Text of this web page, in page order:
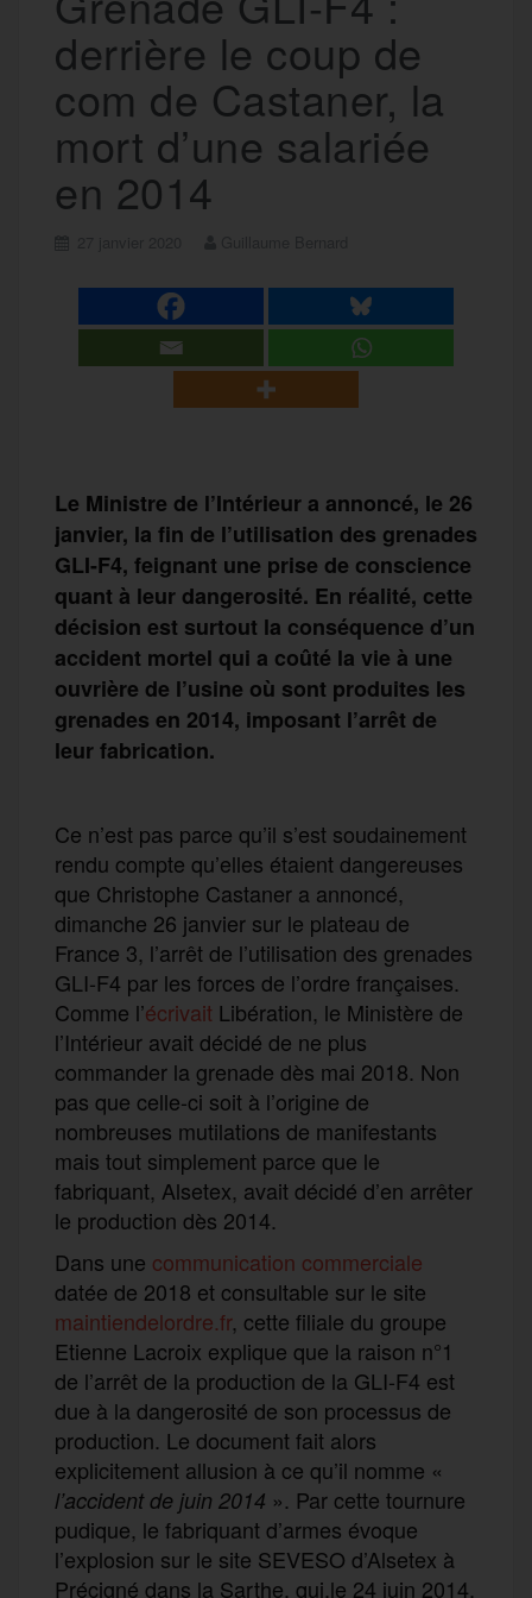
derrière le coup de
com de Castaner, la
mort d’une salariée
en 2014
Le Ministre de l’Intérieur a annoncé, le 26
janvier, la fin de l’utilisation des grenades
GLI-F4, feignant une prise de conscience
quant à leur dangerosité. En réalité, cette
décision est surtout la conséquence d’un
accident mortel qui a coûté la vie à une
ouvrière de l’usine où sont produites les
grenades en 2014, imposant l’arrêt de
leur fabrication.
Ce n’est pas parce qu’il s’est soudainement
rendu compte qu’elles étaient dangereuses
que Christophe Castaner a annoncé,
dimanche 26 janvier sur le plateau de
France 3, l’arrêt de l’utilisation des grenades
GLI-F4 par les forces de l’ordre françaises.
Comme l’écrivait Libération, le Ministère de
l’Intérieur avait décidé de ne plus
commander la grenade dès mai 2018. Non
pas que celle-ci soit à l’origine de
nombreuses mutilations de manifestants
mais tout simplement parce que le
fabriquant, Alsetex, avait décidé d’en arrêter
le production dès 2014.
Dans une communication commerciale
datée de 2018 et consultable sur le site
maintiendelordre.fr, cette filiale du groupe
Etienne Lacroix explique que la raison n°1
de l’arrêt de la production de la GLI-F4 est
due à la dangerosité de son processus de
production. Le document fait alors
explicitement allusion à ce qu’il nomme «
l’accident de juin 2014 ». Par cette tournure
pudique, le fabriquant d’armes évoque
l’explosion sur le site SEVESO d’Alsetex à
Précigné dans la Sarthe, qui,le 24 juin 2014,